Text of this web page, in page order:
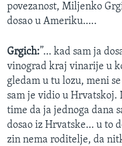
povezanost, Miljenko
dosao u Ameriku…..
Grgich:”… kad sam ja
vinograd kraj vinarije u
gledam u tu lozu, meni
sam je vidio u Hrvatskoj.
time da ja jednoga dana
dosao iz Hrvatske… u to
zin nema roditelje, da